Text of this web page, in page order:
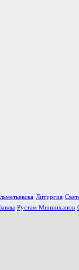
Литургия
Рустам Минниханов